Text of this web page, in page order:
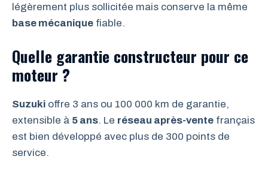
légèrement plus sollicitée mais conserve la même
base mécanique fiable.
Quelle garantie constructeur pour ce
moteur ?
Suzuki offre 3 ans ou 100 000 km de garantie,
extensible à 5 ans. Le réseau après-vente français
est bien développé avec plus de 300 points de
service.